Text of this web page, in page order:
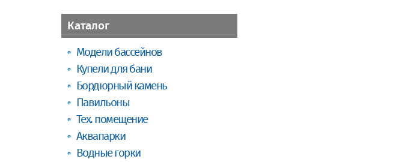
Каталог
Модели бассейнов
Купели для бани
Бордюрный камень
Павильоны
Тех. помещение
Аквапарки
Водные горки